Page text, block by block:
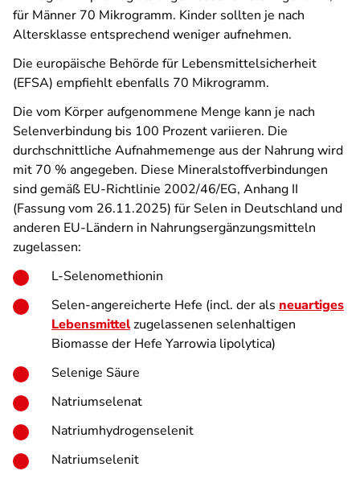
für Männer 70 Mikrogramm. Kinder sollten je nach
Altersklasse entsprechend weniger aufnehmen.
Die europäische Behörde für Lebensmittelsicherheit
(EFSA) empfiehlt ebenfalls 70 Mikrogramm.
Die vom Körper aufgenommene Menge kann je nach
Selenverbindung bis 100 Prozent variieren. Die
durchschnittliche Aufnahmemenge aus der Nahrung wird
mit 70 % angegeben. Diese Mineralstoffverbindungen
sind gemäß EU-Richtlinie 2002/46/EG, Anhang II
(Fassung vom 26.11.2025) für Selen in Deutschland und
anderen EU-Ländern in Nahrungsergänzungsmitteln
zugelassen:
L-Selenomethionin
Selen-angereicherte Hefe (incl. der als neuartiges
Lebensmittelzugelassenen selenhaltigen
Biomasse der Hefe Yarrowia lipolytica)
Selenige Säure
Natriumselenat
Natriumhydrogenselenit
Natriumselenit